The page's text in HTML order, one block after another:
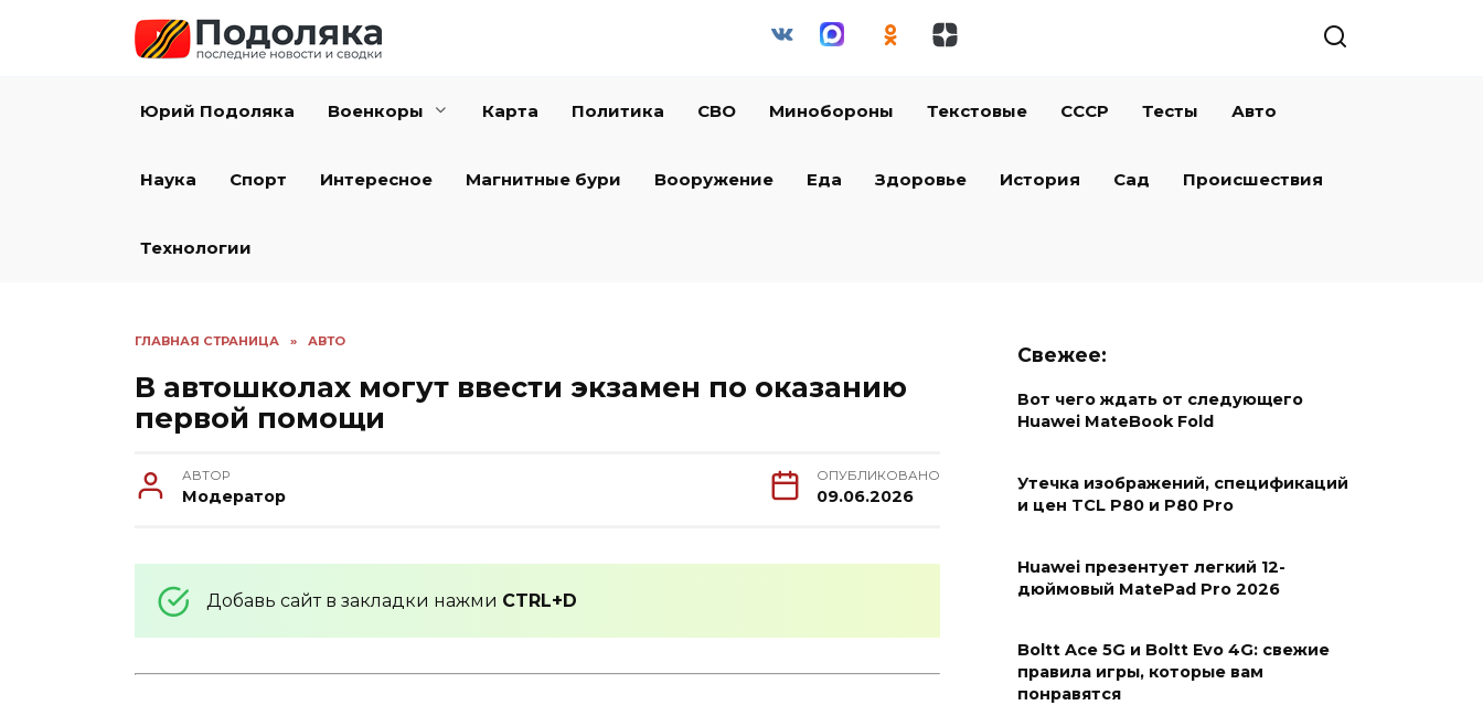
Юрий Подоляка Военкоры Карта Политика СВО Минобороны Текстовые СССР Тесты Авто
Наука Спорт Интересное Магнитные бури Вооружение Еда Здоровье История Сад Происшествия
Технологии
ГЛАВНАЯ СТРАНИЦА » АВТО
В автошколах могут ввести экзамен по оказанию
первой помощи
АВТОР
Модератор
ОПУБЛИКОВАНО
09.06.2026
Добавь сайт в закладки нажми CTRL+D
Свежее:
Вот чего ждать от следующего
Huawei MateBook Fold
Утечка изображений, спецификаций
и цен TCL P80 и P80 Pro
Huawei презентует легкий 12-
дюймовый MatePad Pro 2026
Boltt Ace 5G и Boltt Evo 4G: свежие
правила игры, которые вам
понравятся